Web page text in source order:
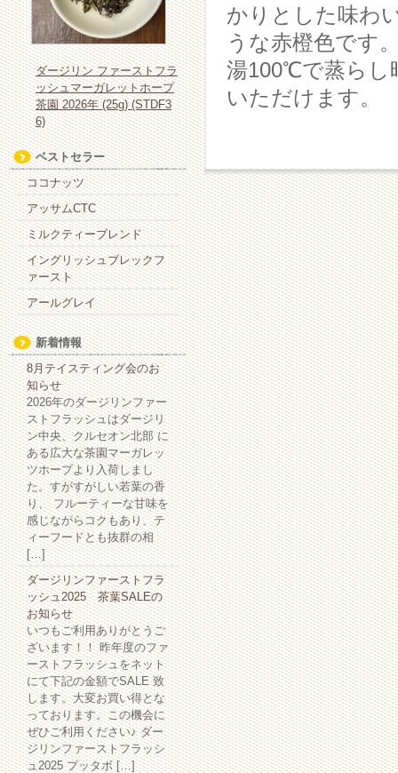
かりとした味わ
うな赤橙色です
湯100℃で蒸らし
いただけます。
ダージリン ファーストフラ
ッシュマーガレットホープ
茶園 2026年 (25g) (STDF3
6)
ベストセラー
ココナッツ
アッサムCTC
ミルクティーブレンド
イングリッシュブレックフ
ァースト
アールグレイ
新着情報
8月テイスティング会のお
知らせ
2026年のダージリンファー
ストフラッシュはダージリ
ン中央、クルセオン北部 に
ある広大な茶園マーガレッ
ツホープより入荷しまし
た。すがすがしい若葉の香
り、 フルーティーな甘味を
感じながらコクもあり、テ
ィーフードとも抜群の相
[…]
ダージリンファーストフラ
ッシュ2025 茶葉SALEの
お知らせ
いつもご利用ありがとうご
ざいます！！ 昨年度のファ
ーストフラッシュをネット
にて下記の金額でSALE 致
します。大変お買い得とな
っております。この機会に
ぜひご利用ください♪ ダー
ジリンファーストフラッシ
ュ2025 プッタボ […]